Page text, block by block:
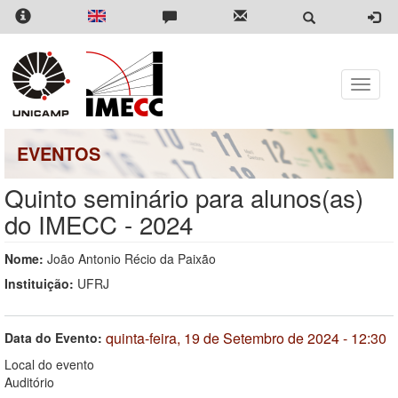
Pular
para
conteúdo
principal
Toggle
EVENTOS
Quinto seminário para alunos(as)
do IMECC - 2024
Nome: João Antonio Récio da Paixão
Instituição: UFRJ
Data do Evento: quinta-feira, 19 de Setembro de 2024 - 12:30
Local do evento
Auditório